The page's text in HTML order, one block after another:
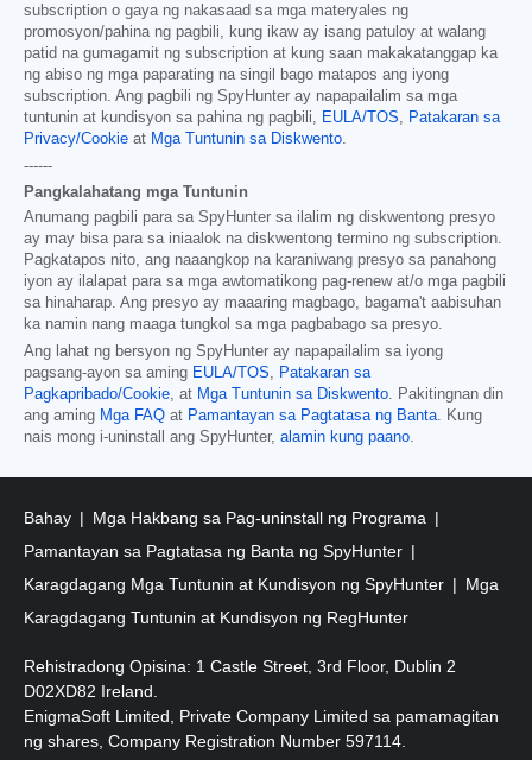
subscription o gaya ng nakasaad sa mga materyales ng
promosyon/pahina ng pagbili, kung ikaw ay isang patuloy at walang
patid na gumagamit ng subscription at kung saan makakatanggap ka
ng abiso ng mga paparating na singil bago matapos ang iyong
subscription. Ang pagbili ng SpyHunter ay napapailalim sa mga
tuntunin at kundisyon sa pahina ng pagbili, EULA/TOS, Patakaran sa
Privacy/Cookie at Mga Tuntunin sa Diskwento.
------
Pangkalahatang mga Tuntunin
Anumang pagbili para sa SpyHunter sa ilalim ng diskwentong presyo
ay may bisa para sa iniaalok na diskwentong termino ng subscription.
Pagkatapos nito, ang naaangkop na karaniwang presyo sa panahong
iyon ay ilalapat para sa mga awtomatikong pag-renew at/o mga pagbili
sa hinaharap. Ang presyo ay maaaring magbago, bagama't aabisuhan
ka namin nang maaga tungkol sa mga pagbabago sa presyo.
Ang lahat ng bersyon ng SpyHunter ay napapailalim sa iyong
pagsang-ayon sa aming EULA/TOS, Patakaran sa
Pagkapribado/Cookie, at Mga Tuntunin sa Diskwento. Pakitingnan din
ang aming Mga FAQ at Pamantayan sa Pagtatasa ng Banta. Kung
nais mong i-uninstall ang SpyHunter, alamin kung paano.
Bahay
Mga Hakbang sa Pag-uninstall ng Programa
Pamantayan sa Pagtatasa ng Banta ng SpyHunter
Karagdagang Mga Tuntunin at Kundisyon ng SpyHunter
Mga
Karagdagang Tuntunin at Kundisyon ng RegHunter
Rehistradong Opisina: 1 Castle Street, 3rd Floor, Dublin 2
D02XD82 Ireland.
EnigmaSoft Limited, Private Company Limited sa pamamagitan
ng shares, Company Registration Number 597114.